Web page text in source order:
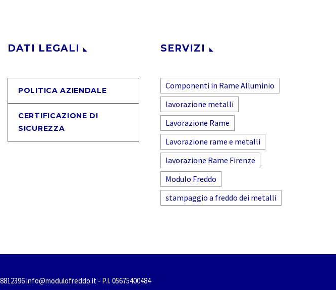
DATI LEGALI
POLITICA AZIENDALE
CERTIFICAZIONE DI
SICUREZZA
SERVIZI
Componenti in Rame Alluminio
lavorazione metalli
Lavorazione Rame
Lavorazione rame e metalli
lavorazione Rame Firenze
Modulo Freddo
stampaggio a freddo dei metalli
info@modulofreddo.it - P.I. 05675400484